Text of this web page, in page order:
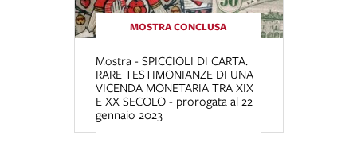
MOSTRA CONCLUSA
Mostra - SPICCIOLI DI CARTA.
RARE TESTIMONIANZE DI UNA
VICENDA MONETARIA TRA XIX
E XX SECOLO - prorogata al 22
gennaio 2023